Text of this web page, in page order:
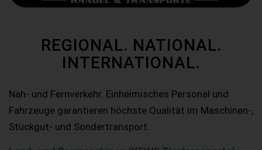
REGIONAL. NATIONAL.
INTERNATIONAL.
Nah- und Fernverkehr. Einheimisches Personal und
Fahrzeuge garantieren höchste Qualität im Maschinen-,
Stückgut- und Sondertransport.